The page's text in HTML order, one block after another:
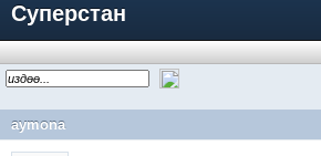
Суперстан
aymona